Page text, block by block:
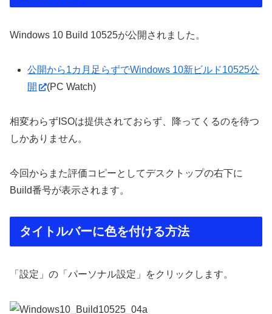
Windows 10 Build 10525が公開されました。
公開から1カ月足らずでWindows 10新ビルド10525公
開
(PC Watch)
相変わらずISOは提供されておらず、降ってくるのを待つ
しかありません。
今回からまた評価コピーとしてデスクトップの右下に
Build番号が表示されます。
タイトルバーに色を付ける方法
「設定」の「パーソナル設定」をクリックします。